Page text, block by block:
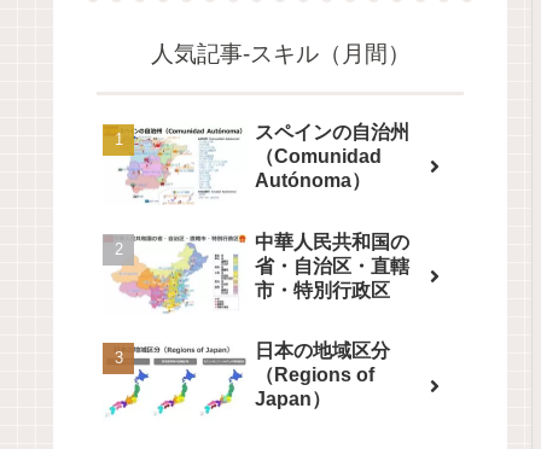
人気記事-スキル（月間）
スペインの自治州
（Comunidad
Autónoma）
中華人民共和国の
省・自治区・直轄
市・特別行政区
日本の地域区分
（Regions of
Japan）